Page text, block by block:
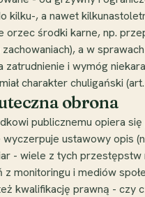
, a nawet
środki karne, np.
a w
i wymóg
charakter chuligański
obrona
publicznemu opiera
ustawowy opis
- wiele z tych
monitoringu i mediów
kwalifikację prawną -